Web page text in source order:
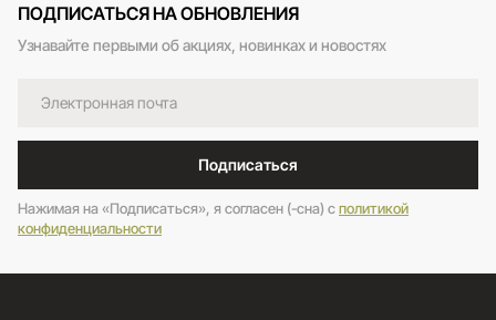
ПОДПИСАТЬСЯ НА ОБНОВЛЕНИЯ
Узнавайте первыми об акциях, новинках и новостях
Подписаться
Нажимая на «Подписаться», я согласен (-сна) cполитикой
конфиденциальности